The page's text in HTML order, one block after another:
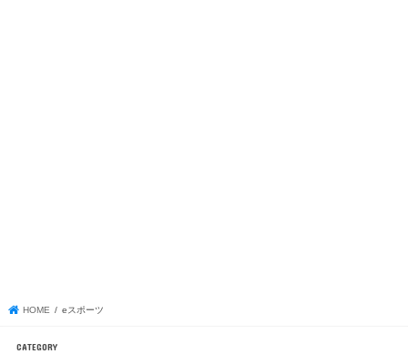
HOME eスポーツ